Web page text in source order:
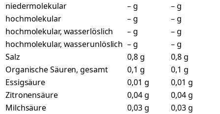
niedermolekular
– g
– g
hochmolekular
– g
– g
hochmolekular, wasserlöslich
– g
– g
hochmolekular, wasserunlöslich – g
– g
Salz
0,8 g
0,8 g
Organische Säuren, gesamt
0,1 g
0,1 g
Essigsäure
0,01 g
0,01 g
Zitronensäure
0,04 g
0,04 g
Milchsäure
0,03 g
0,03 g